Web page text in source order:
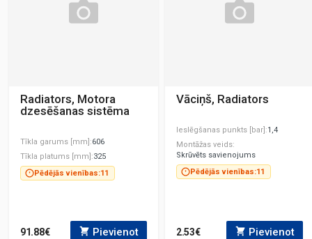
Radiators, Motora
dzesēšanas sistēma
Tīkla garums [mm] 606
Tīkla platums [mm] 325
Pēdējās vienības:11
91.88€ Pievienot
Vāciņš, Radiators
Ieslēgšanas punkts [bar] 1,4
Montāžas veids
Skrūvēts savienojums
Pēdējās vienības:11
2.53€ Pievienot